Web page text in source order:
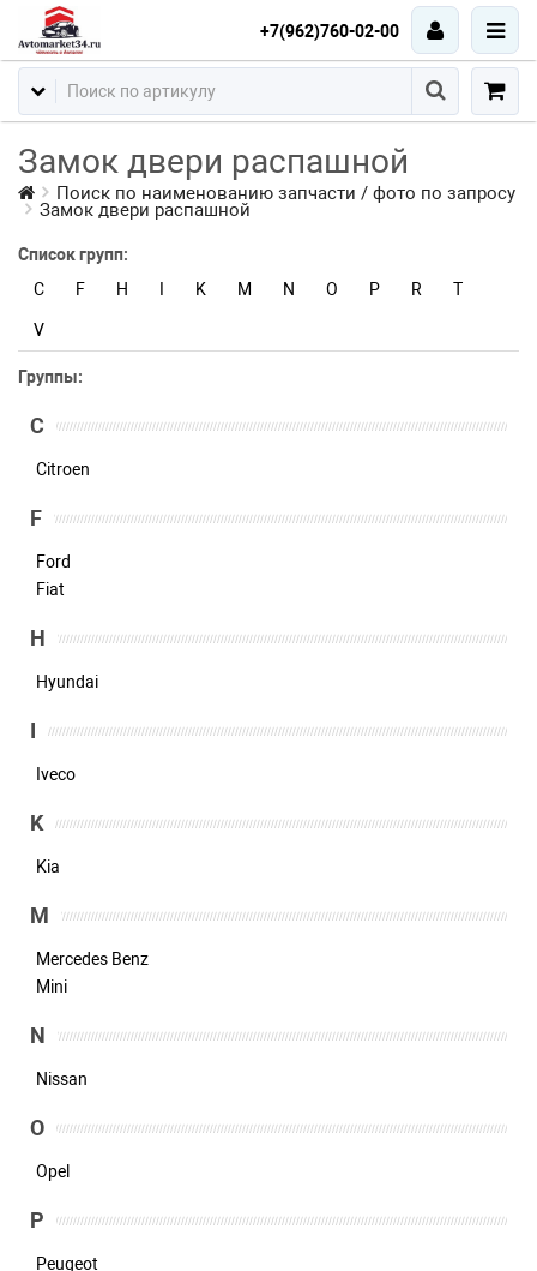
+7(962)760-02-00
Замок двери распашной
Поиск по наименованию запчасти / фото по запросу
Замок двери распашной
Список групп:
C
F H K M N O P R T
V
Группы:
C
Citroen
F
Ford
Fiat
H
Hyundai
Iveco
K
Kia
M
Mercedes Benz
Mini
N
Nissan
O
Opel
P
Peugeot